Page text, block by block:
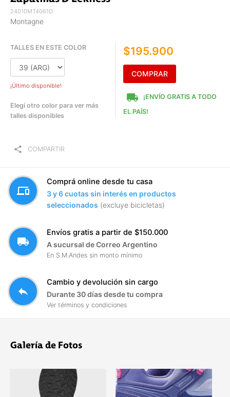
24010MT4061D
Montagne
TALLES EN ESTE COLOR
¡Último disponible!
Elegí otro color para ver más
talles disponibles
$195.900
COMPRAR
local_shipping
¡ENVÍO GRATIS A TODO
EL PAÍS!
share COMPARTIR
devices
Comprá online desde tu casa
3 y 6 cuotas sin interés en productos
seleccionados (excluye bicicletas)
local_shipping
Envíos gratis a partir de $150.000
A sucursal de Correo Argentino
En S.M.Andes sin monto mínimo
reply
Cambio y devolución sin cargo
Durante 30 días desde tu compra
Ver términos y condiciones
Galería de Fotos